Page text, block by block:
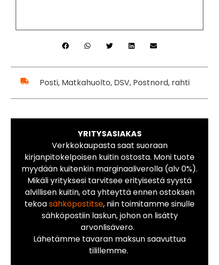
Posti, Matkahuolto, DSV, Postnord, rahti
YRITYSASIAKAS
Verkkokaupasta saat suoraan
kirjanpitokelpoisen kuitin ostosta. Moni tuote
myydään kuitenkin marginaaliverolla (alv 0%).
Mikäli yrityksesi tarvitsee erityisestä syystä
alvillisen kuitin, ota yhteyttä ennen ostoksen
tekoasähköpostitse, niin toimitamme sinulle
sähköpostiin laskun, johon on lisätty
arvonlisävero.
Lähetämme tavaran maksun saavuttua
tilillemme.